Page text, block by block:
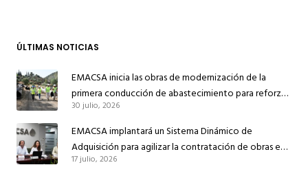
ÚLTIMAS NOTICIAS
EMACSA inicia las obras de modernización de la
primera conducción de abastecimiento para reforzar
el suministro de agua de Córdoba
30 julio, 2026
EMACSA implantará un Sistema Dinámico de
Adquisición para agilizar la contratación de obras en
sus redes e instalaciones
17 julio, 2026